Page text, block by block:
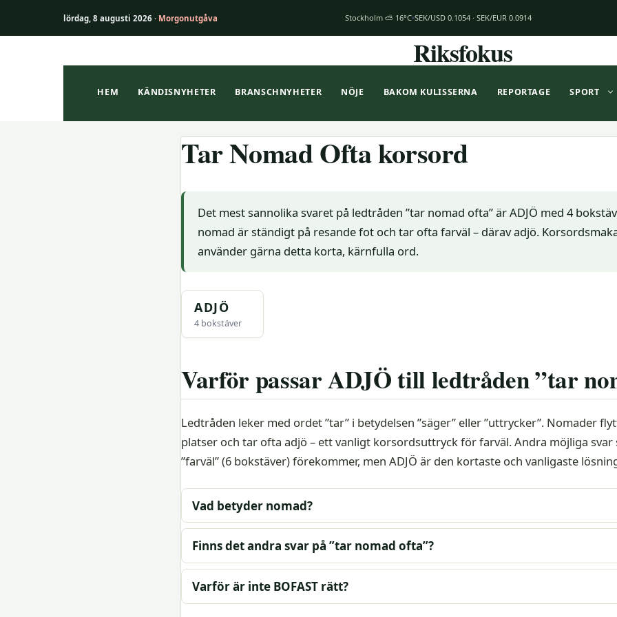
lördag, 8 augusti 2026 · Morgonutgåva Stockholm ⛅ 16°C SEK/USD 0.1054 · SEK/EUR 0.0914
Riksfokus
HEM KÄNDISNYHETER BRANSCHNYHETER NÖJE BAKOM KULISSERNA REPORTAGE SPORT
Tar Nomad Ofta korsord
Det mest sannolika svaret på ledtråden ”tar nomad ofta” är ADJÖ med 4
nomad är ständigt på resande fot och tar ofta farväl – därav adjö.
använder gärna detta korta, kärnfulla ord.
ADJÖ
4 bokstäver
Varför passar ADJÖ till ledtråden ”tar
Ledtråden leker med ordet ”tar” i betydelsen ”säger” eller ”uttrycker”. Nomader
platser och tar ofta adjö – ett vanligt korsordsuttryck för farväl. Andra möjliga svar
”farväl” (6 bokstäver) förekommer, men ADJÖ är den kortaste och vanligaste
Vad betyder nomad?
Finns det andra svar på ”tar nomad ofta”?
Varför är inte BOFAST rätt?